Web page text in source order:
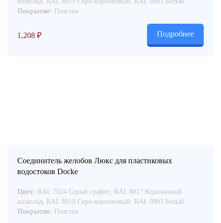
Покрытие: Пластик
1,208 ₽ Подробнее
Соединитель желобов Люкс для пластиковых
водостоков Docke
Цвет: RAL 7024 Серый графит, RAL 8017 Коричневый
шоколад, RAL 8019 Серо-коричневый, RAL 9003 Белый
Покрытие: Пластик